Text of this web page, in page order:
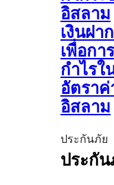
อิสลาม
เงินฝาก
เพื่อกา
กำไรใ
อัตราค่
อิสลาม
ประกันภัย
ประกัน